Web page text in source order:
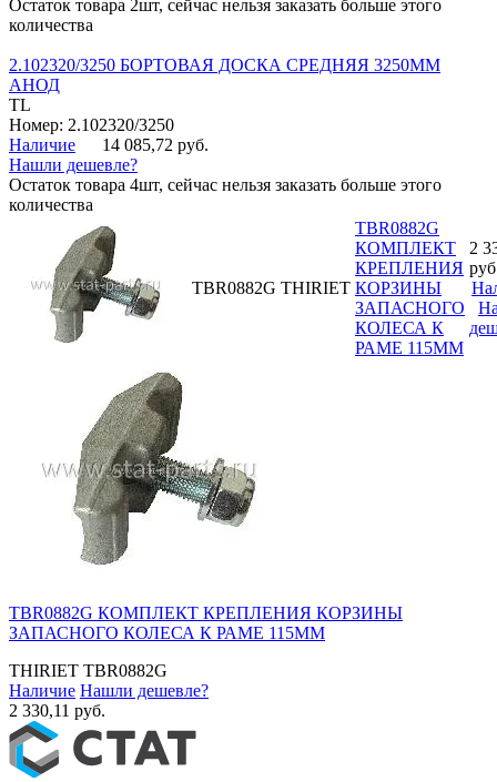
Остаток товара 2шт, сейчас нельзя заказать больше этого
количества
2.102320/3250 БОРТОВАЯ ДОСКА СРЕДНЯЯ 3250ММ
АНОД
TL
Номер: 2.102320/3250
Наличие
14 085,72 руб.
Нашли дешевле?
Остаток товара 4шт, сейчас нельзя заказать больше этого
количества
TBR0882G THIRIET
TBR0882G
КОМПЛЕКТ
КРЕПЛЕНИЯ
КОРЗИНЫ
ЗАПАСНОГО
КОЛЕСА К
РАМЕ 115MM
2
TBR0882G КОМПЛЕКТ КРЕПЛЕНИЯ КОРЗИНЫ
ЗАПАСНОГО КОЛЕСА К РАМЕ 115MM
THIRIET TBR0882G
Наличие Нашли дешевле?
2 330,11 руб.